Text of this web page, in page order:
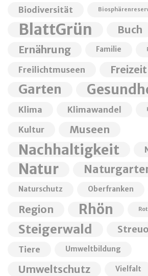
Biodiversität
BlattGrün Buch
Ernährung Familie
Freilichtmuseen Freizeit
Garten
Klima Klimawandel
Kultur Museen
Nachhaltigkeit
Natur
Naturschutz Oberfranken
Region Rhön
Steigerwald
Tiere Umweltbildung
Umweltschutz Vielfalt